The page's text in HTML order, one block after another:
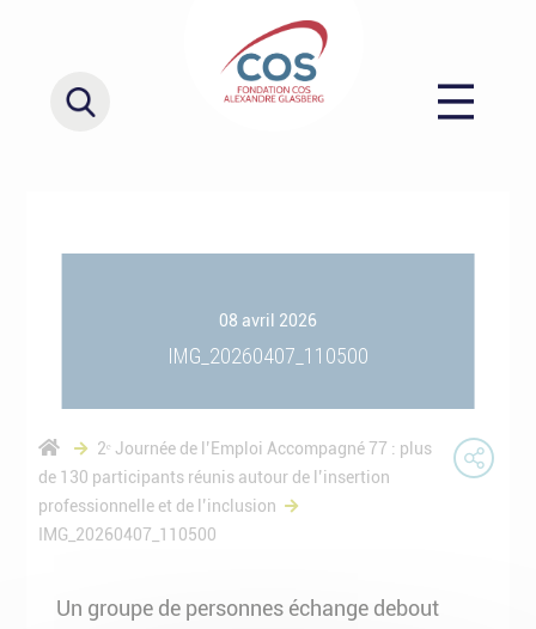
08 avril 2026
IMG_20260407_110500
2ᵉ Journée de l’Emploi Accompagné 77 : plus
de 130 participants réunis autour de l’insertion
professionnelle et de l’inclusion
IMG_20260407_110500
Un groupe de personnes échange debout